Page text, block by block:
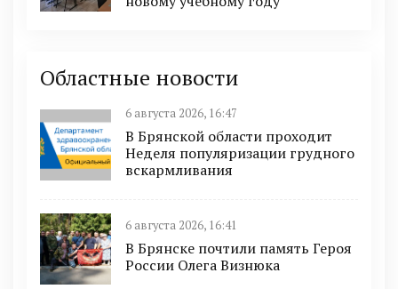
Областные новости
6 августа 2026, 16:47
В Брянской области проходит
Неделя популяризации грудного
вскармливания
6 августа 2026, 16:41
В Брянске почтили память Героя
России Олега Визнюка